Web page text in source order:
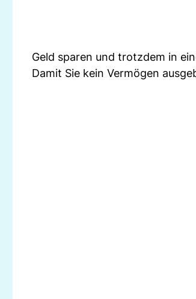
Geld sparen und trotzdem in
Damit Sie kein Vermögen